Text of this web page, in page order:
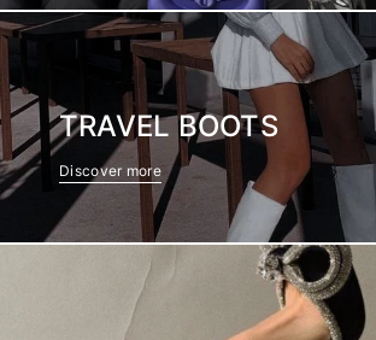
TRAVEL BOOTS
Discover more